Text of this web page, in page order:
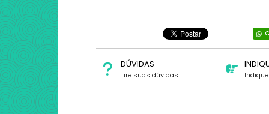
DÚVIDAS
Tire suas dúvidas